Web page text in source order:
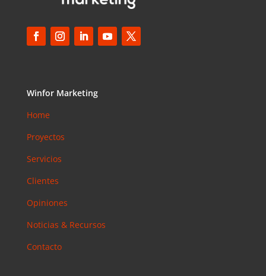
aparecer
en Google
ad web
para
Barcelona:
la norma
obligatoria
Email
Marketing
Por Qué
Winfor Marketing
Home
Proyectos
Servicios
Clientes
Opiniones
Noticias & Recursos
Contacto